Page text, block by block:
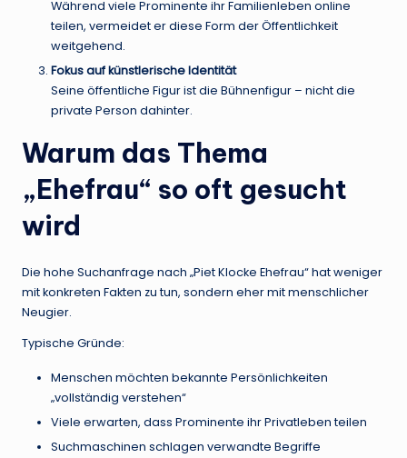
Während viele Prominente ihr Familienleben online
teilen, vermeidet er diese Form der Öffentlichkeit
weitgehend.
Fokus auf künstlerische Identität
Seine öffentliche Figur ist die Bühnenfigur – nicht die
private Person dahinter.
Warum das Thema
„Ehefrau“ so oft gesucht
wird
Die hohe Suchanfrage nach „Piet Klocke Ehefrau“ hat weniger
mit konkreten Fakten zu tun, sondern eher mit menschlicher
Neugier.
Typische Gründe:
Menschen möchten bekannte Persönlichkeiten
„vollständig verstehen“
Viele erwarten, dass Prominente ihr Privatleben teilen
Suchmaschinen schlagen verwandte Begriffe